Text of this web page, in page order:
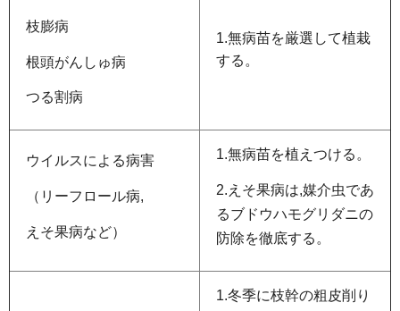
枝膨病
根頭がんしゅ病
つる割病
1.無病苗を厳選して植栽
する。
ウイルスによる病害
（リーフロール病,
えそ果病など）
1.無病苗を植えつける。
2.えそ果病は,媒介虫であ
るブドウハモグリダニの
防除を徹底する。
1.冬季に枝幹の粗皮削り